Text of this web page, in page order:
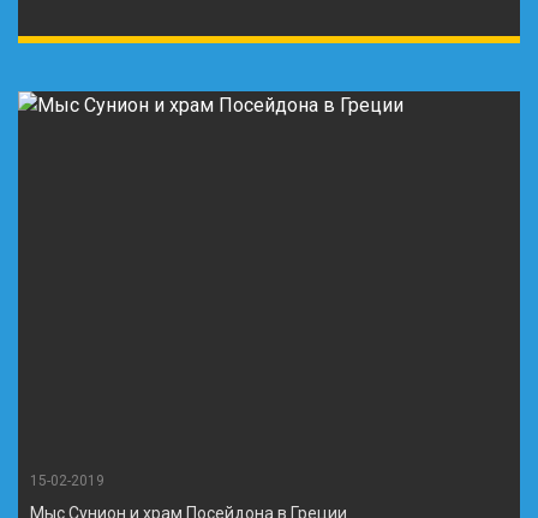
15-02-2019
Мыс Сунион и храм Посейдона в Греции